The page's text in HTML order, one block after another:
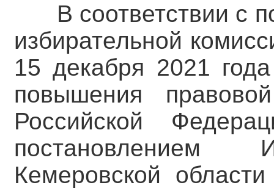
В соответствии с
избирательной
15 декабря 2021
повышения
Российской
постановлением
Кемеровской